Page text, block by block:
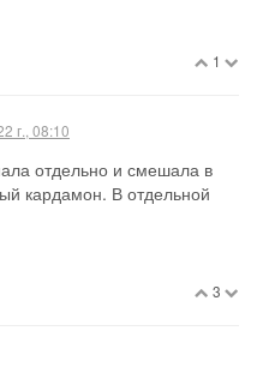
1
г., 08:10
отдельно и смешала в
кардамон. В отдельной
3